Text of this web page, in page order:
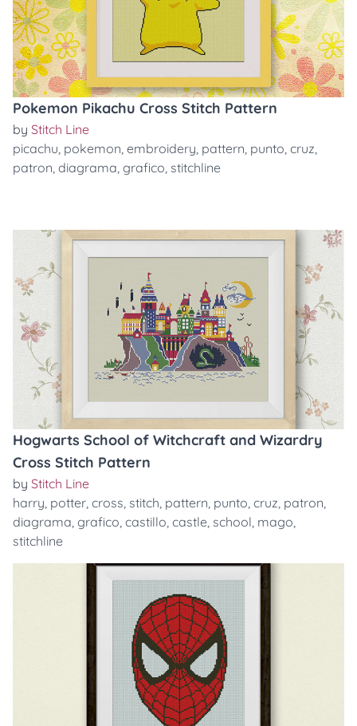
Pokemon Pikachu Cross Stitch Pattern
by Stitch Line
picachu, pokemon, embroidery, pattern, punto, cruz,
patron, diagrama, grafico, stitchline
Hogwarts School of Witchcraft and Wizardry
Cross Stitch Pattern
by Stitch Line
harry, potter, cross, stitch, pattern, punto, cruz, patron,
diagrama, grafico, castillo, castle, school, mago,
stitchline